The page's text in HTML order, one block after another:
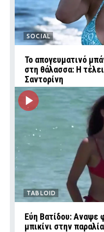
SOCIAL
Το απογευματινό
στη θάλασσα: Η
Σαντορίνη
TABLOID
Εύη Βατίδου: Αναψε
μπικίνι στην